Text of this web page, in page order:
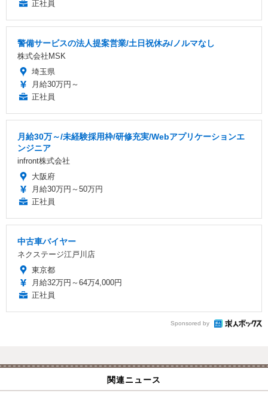
正社員
警備サービスの法人提案営業/土日祝休み/ノルマなし
株式会社MSK
埼玉県
月給30万円～
正社員
月給30万～/未経験採用枠/研修充実/Webアプリケーションエ
ンジニア
infront株式会社
大阪府
月給30万円～50万円
正社員
中古車バイヤー
ネクステージ江戸川店
東京都
月給32万円～64万4,000円
正社員
Sponsored by
関連ニュース